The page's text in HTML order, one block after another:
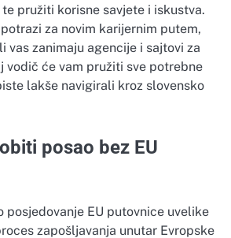
pružiti korisne savjete i iskustva.
za novim karijernim putem,
vas zanimaju agencije i sajtovi za
vodič će vam pružiti sve potrebne
lakše navigirali kroz slovensko
posao bez EU
posjedovanje EU putovnice uvelike
zapošljavanja unutar Evropske